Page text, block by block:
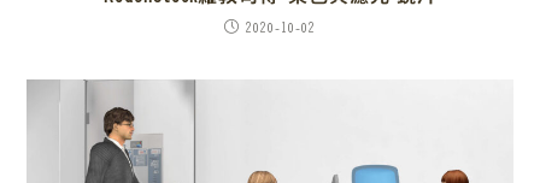
2020-10-02